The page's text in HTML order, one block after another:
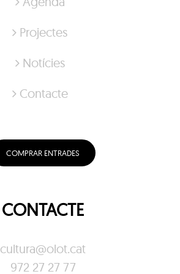
Projectes
Notícies
Contacte
COMPRAR ENTRADES
CONTACTE
cultura@olot.cat
972 27 27 77